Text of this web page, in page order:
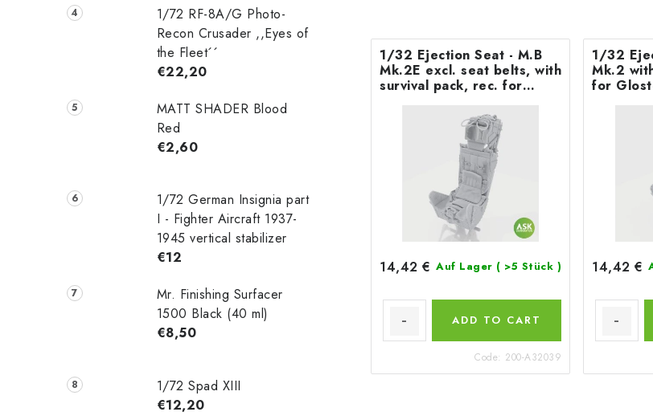
1/72 RF-8A/G Photo-
Recon Crusader ,,Eyes of
the Fleet´´
€22,20
MATT SHADER Blood
Red
€2,60
1/72 German Insignia part
I - Fighter Aircraft 1937-
1945 vertical stabilizer
€12
Mr. Finishing Surfacer
1500 Black (40 ml)
€8,50
1/72 Spad XIII
€12,20
1/32 Ejection Seat - M.B
Mk.2E excl. seat belts, with
survival pack, rec. for
14,42 € Auf Lager ( >5 Stück )
ADD TO CART
Code: 200-A32039
1/32
Mk.2
for
14,42 €